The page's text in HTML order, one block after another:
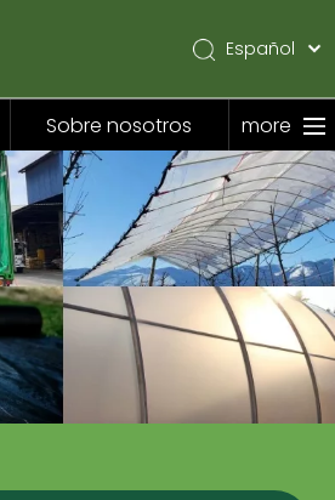
Español
Pусский
Sobre nosotros more